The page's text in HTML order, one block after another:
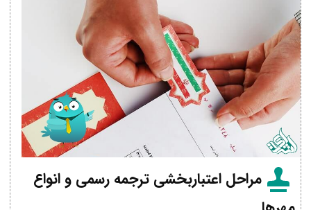
مراحل اعتباربخشی ترجمه رسمی و انواع